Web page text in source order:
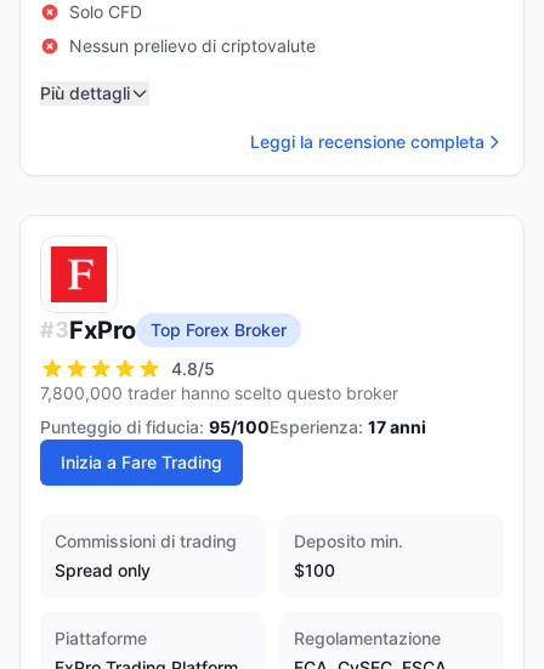
Solo CFD
Nessun prelievo di criptovalute
Più dettagli
Leggi la recensione completa
#3FxPro
Top Forex Broker
4.8/5
7,800,000 trader hanno scelto questo broker
Punteggio di fiducia: 95/100Esperienza: 17anni
Inizia a Fare Trading
Commissioni di trading
Spread only
Deposito min.
$100
Piattaforme
Regolamentazione